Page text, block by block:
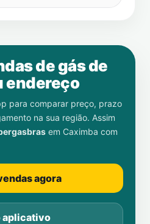
de gás de
endereço
para comparar preço, prazo
na sua região. Assim
em Caximba com
agora
aplicativo